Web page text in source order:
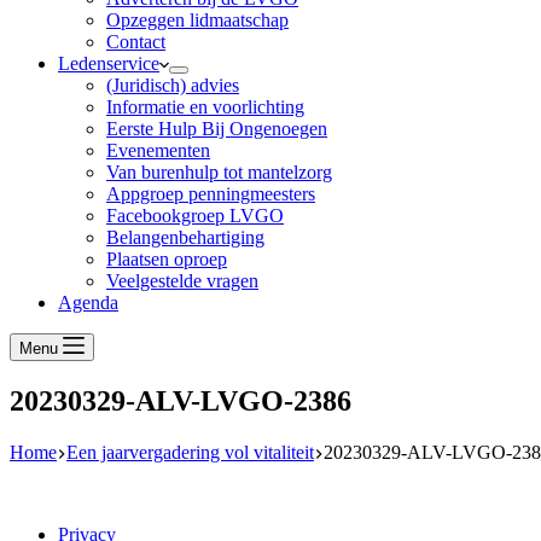
Opzeggen lidmaatschap
Contact
Ledenservice
(Juridisch) advies
Informatie en voorlichting
Eerste Hulp Bij Ongenoegen
Evenementen
Van burenhulp tot mantelzorg
Appgroep penningmeesters
Facebookgroep LVGO
Belangenbehartiging
Plaatsen oproep
Veelgestelde vragen
Agenda
Menu
20230329-ALV-LVGO-2386
Home Een jaarvergadering vol vitaliteit 20230329-ALV-LVGO-
Privacy